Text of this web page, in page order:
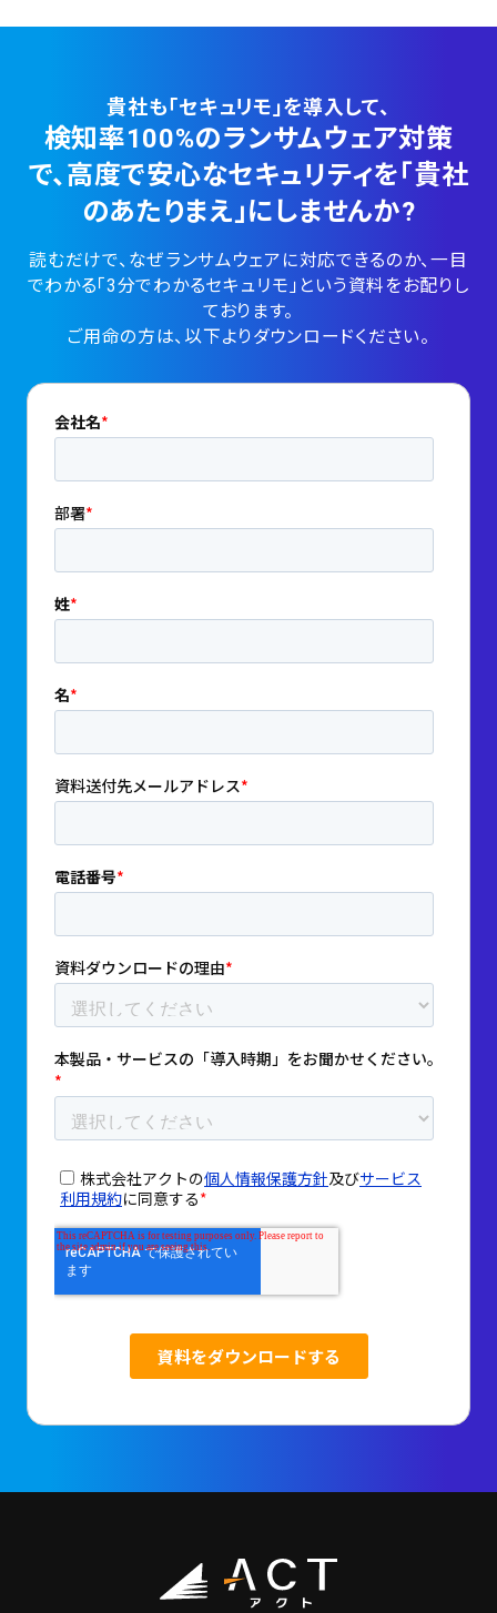
貴社も「セキュリモ」を導入して、
検知率100%のランサムウェア対策
で、高度で安心なセキュリティを「貴社
のあたりまえ」にしませんか?
読むだけで、なぜランサムウェアに対応できるのか、一目
でわかる「3分でわかるセキュリモ」という資料をお配りし
ております。
ご用命の方は、以下よりダウンロードください。